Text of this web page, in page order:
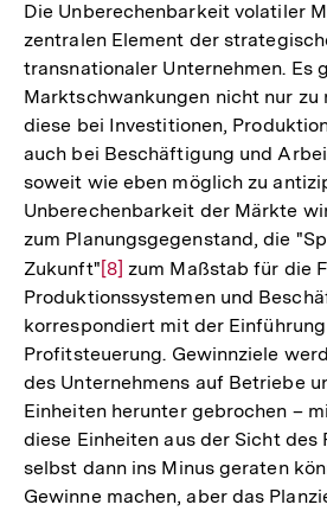
Die Unberechenbarkeit volatiler
zentralen Element der
transnationaler Unternehmen. Es
Marktschwankungen nicht nur zu
diese bei Investitionen,
auch bei Beschäftigung und
soweit wie eben möglich zu
Unberechenbarkeit der Märkte
zum Planungsgegenstand, die
Zukunft"Zur
Auflösung
der
Fußnote
[8] zum Maßstab für die
Produktionssystemen und
korrespondiert mit der
Profitsteuerung. Gewinnziele
des Unternehmens auf Betriebe
Einheiten herunter gebrochen –
diese Einheiten aus der Sicht des
selbst dann ins Minus geraten
Gewinne machen, aber das